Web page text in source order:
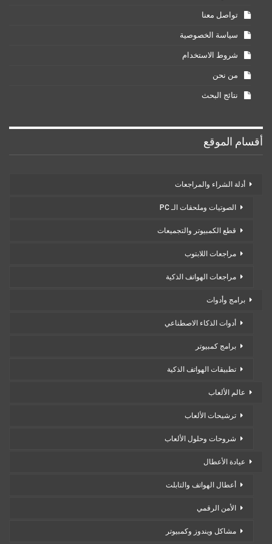
تواصل معنا
سياسة الخصوصية
شروط الاستخدام
من نحن
نتائج البحث
أقسام الموقع
أدلة الشراء والمراجعات
الصوتيات وملحقات الـ PC
قطع الكمبيوتر والتجميعات
مراجعات اللابتوب
مراجعات الهواتف الذكية
برامج وأدوات
أدوات الذكاء الاصطناعي
برامج كمبيوتر
تطبيقات الهواتف الذكية
عالم الألعاب
ترشيحات الألعاب
شروحات وحلول الألعاب
عيادة الأعطال
أعطال الهواتف والتابلت
الأمن الرقمي
مشاكل ويندوز وكمبيوتر